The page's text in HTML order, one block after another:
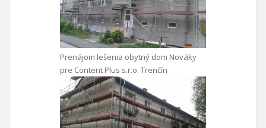
Prenájom lešenia obytný dom Nováky
pre Content Plus s.r.o. Trenčín